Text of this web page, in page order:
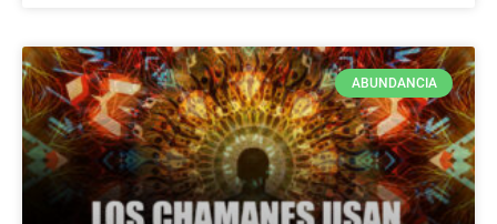
ABUNDANCIA